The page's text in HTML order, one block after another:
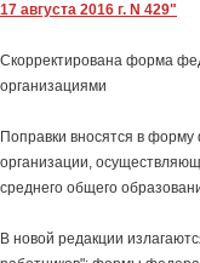
17 августа 2016 г. N 429"
Скорректирована форма
организациями
Поправки вносятся в
организации,
среднего общего
В новой редакции